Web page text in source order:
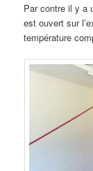
Par contre il y a
est ouvert sur
température